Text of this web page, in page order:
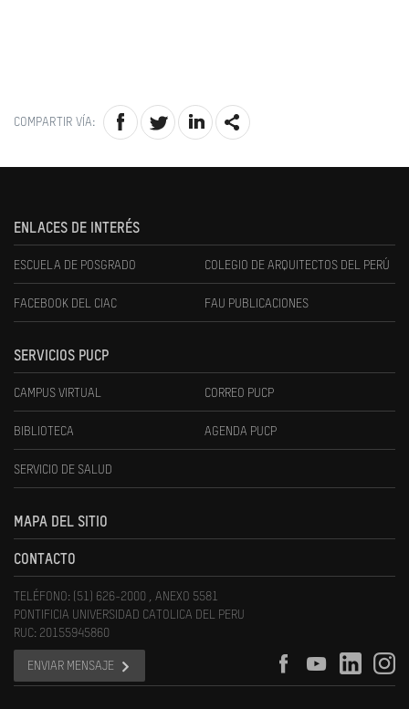
COMPARTIR VÍA:
ENLACES DE INTERÉS
ESCUELA DE POSGRADO COLEGIO DE ARQUITECTOS DEL PERÚ
FACEBOOK DEL CIAC FAU PUBLICACIONES
SERVICIOS PUCP
CAMPUS VIRTUAL CORREO PUCP
BIBLIOTECA AGENDA PUCP
SERVICIO DE SALUD
MAPA DEL SITIO
CONTACTO
TELÉFONO: (51) 626-2000 , ANEXO 5581
PONTIFICIA UNIVERSIDAD CATOLICA DEL PERU
RUC: 20155945860
ENVIAR MENSAJE